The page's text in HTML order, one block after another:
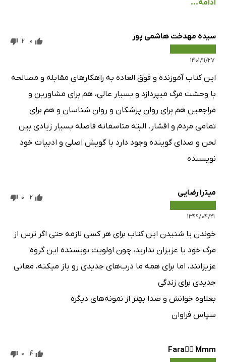
ادامه...
سیده مهدخت هاشمی پور
۱۴۰۱/۱۱/۲۷
0
2
این کتاب آموزنده و فوق العاده به راهکار‌های مقابله و مصالحه
با وحشت مرگ میپردازد و بسیار عالی، هم برای مشاورین و
مراجعین هم برای روان پزشکان و روان شناسان و هم برای
تمامی مردم و اقشار. البته متاسفانه فاصله بسیار زیادی بین
لحن و صدای گوینده وجود دارد با گویش اصلی و ادبیات خود
نویسنده
میترا رضایی
۱۳۹۹/۰۴/۲۱
2
0
خوندن یا شنیدن این کتاب برای هر کسی لازمه حتی اگر ترس از
مرگ خود یا عزیزان ندارید، چون اولویت نویسنده این گروه
عزیزانند، اما برای همه ما درب‌های جدیدی رو باز میکنه، معانی
جدیدی برای زندگی
بعلاوه خوانش و صدا بهتر از نمونه‌های دیگره
سپاس فراوان
Fara🙇‍♀️ Mmm
4
0